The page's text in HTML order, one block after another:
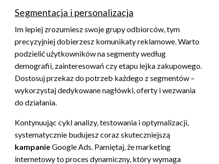
Segmentacja i personalizacja
Im lepiej zrozumiesz swoje grupy odbiorców, tym
precyzyjniej dobierzesz komunikaty reklamowe. Warto
podzielić użytkowników na segmenty według
demografii, zainteresowań czy etapu lejka zakupowego.
Dostosuj przekaz do potrzeb każdego z segmentów –
wykorzystaj dedykowane nagłówki, oferty i wezwania
do działania.
Kontynuując cykl analizy, testowania i optymalizacji,
systematycznie budujesz coraz skuteczniejszą
kampanieGoogle Ads. Pamiętaj, że marketing
internetowy to proces dynamiczny, który wymaga